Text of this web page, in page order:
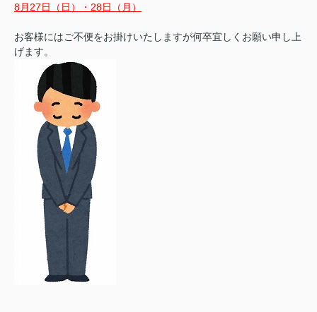
8月27日（日）・28日（月）
お客様にはご不便をお掛けいたしますが何卒宜しくお願い申し上
げます。